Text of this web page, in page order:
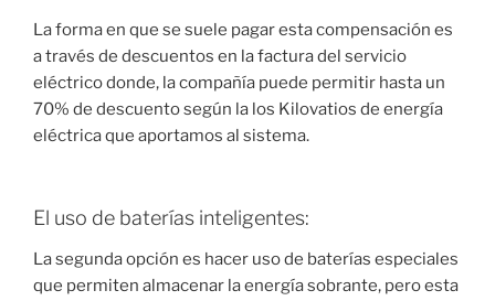
La forma en que se suele pagar esta compensación es
a través de descuentos en la factura del servicio
eléctrico donde, la compañía puede permitir hasta un
70% de descuento según la los Kilovatios de energía
eléctrica que aportamos al sistema.
El uso de baterías inteligentes:
La segunda opción es hacer uso de baterías especiales
que permiten almacenar la energía sobrante, pero esta